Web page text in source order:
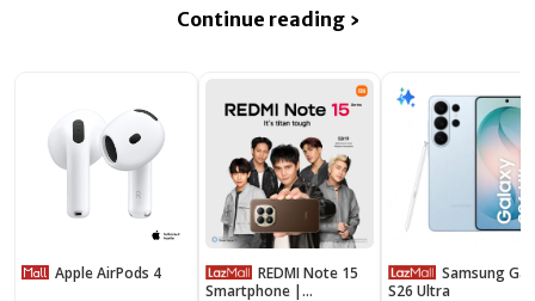
Continue reading ›
Apple AirPods 4
REDMI Note 15
Smartphone |
S26 Ultra